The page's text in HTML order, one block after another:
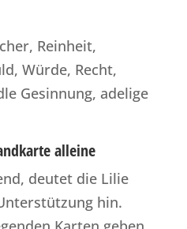
Reinheit,
Würde, Recht,
Gesinnung, adelige
alleine
deutet die Lilie
hin.